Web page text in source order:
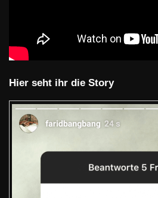
Hier seht ihr die Story